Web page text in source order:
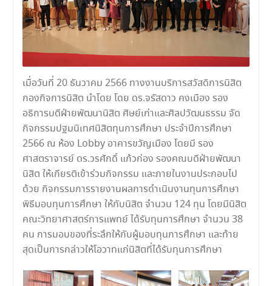
เมื่อวันที่ 20 ธันวาคม 2566 ทางงานบริการสวัสดิการนิสิต
กองกิจการนิสิต นำโดย โดย ดร.จรัสดาว คงเมือง รอง
อธิการบดีฝ่ายพัฒนานิสิต ศิษย์เก่าและศิลปวัฒนธรรม จัด
กิจกรรมปฐมนิเทศนิสิตทุนการศึกษา ประจำปีการศึกษา
2566 ณ ห้อง Lobby อาคารขวัญเมือง โดยมี รอง
ศาสตราจารย์ ดร.วรศักดิ์ แก้วก่อง รองคณบดีฝ่ายพัฒนา
นิสิต ให้เกียรติเข้าร่วมกิจกรรม และภายในงานประกอบไป
ด้วย กิจกรรมการรายงานผลการดำเนินงานทุนการศึกษา
พิธีมอบทุนการศึกษา ให้กับนิสิต จำนวน 124 ทุน โดยมีนิสิต
คณะวิทยาศาสตร์การแพทย์ ได้รับทุนการศึกษา จำนวน 38
คน การมอบของที่ระลึกให้กับผู้มอบทุนการศึกษา และท้าย
สุดเป็นการกล่าวให้โอวาทแก่นิสิตที่ได้รับทุนการศึกษา